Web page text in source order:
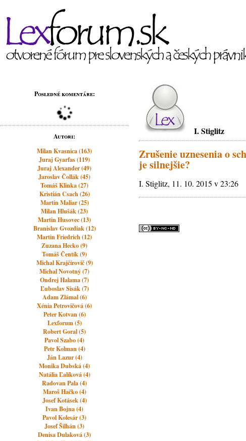
Posledné komentáre:
Autori:
Milan Kvasnica (163)
Juraj Gyarfas (119)
Juraj Alexander (49)
Jaroslav Čollák (45)
Tomáš Klinka (27)
Kristián Csach (26)
Martin Maliar (25)
Milan Hlušák (23)
Martin Husovec (13)
Branislav Gvozdiak (12)
Martin Friedrich (12)
Zuzana Hecko (9)
Tomáš Čentík (9)
Michal Krajčírovič (9)
Michal Novotný (7)
Ondrej Halama (7)
Ľuboslav Sisák (7)
Adam Zlámal (6)
Xénia Petrovičová (6)
Peter Kotvan (6)
Lexforum (5)
Robert Goral (5)
Pavol Szabo (4)
Petr Kolman (4)
Ján Lazur (4)
Monika Dubská (4)
Natália Ľalíková (4)
Radovan Pala (4)
Maroš Hačko (4)
Josef Kotásek (4)
Ivan Bojna (4)
Pavol Kolesár (3)
Josef Šilhán (3)
Denisa Dulaková (3)
I. Stiglitz
Zrušenie uznesenia o
je silnejšie?
I. Stiglitz, 11. 10. 2015 v 23:26